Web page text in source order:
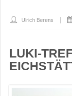
Ulrich Berens
LUKI-